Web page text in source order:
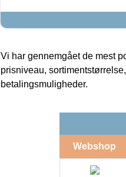
Vi har gennemgået de mest
prisniveau,
betalingsmuligheder.
Webshop